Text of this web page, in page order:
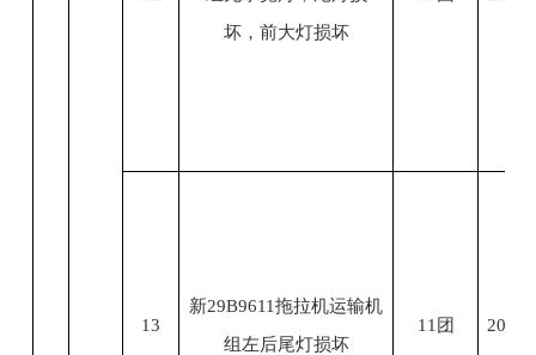
坏，前大灯损坏
13
新29B9611拖拉机运输机
组左后尾灯损坏
11团